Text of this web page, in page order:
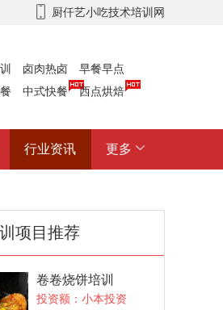
厨仟艺小吃技术培训网
卤肉热卤
早餐早点
中式快餐 西点烘焙
行业资讯 更多
项目推荐
卷卷烧饼培训
投资额：小本投资